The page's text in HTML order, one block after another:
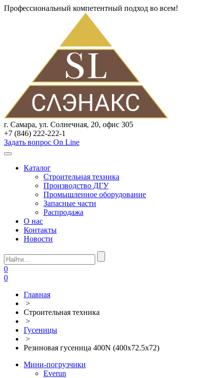
Профессиональный компетентный подход во всем!
г. Самара, ул. Солнечная, 20, офис 305
+7 (846) 222-222-1
Задать вопрос On Line
Каталог
Строительная техника
Производство ДГУ
Промышленное оборудование
Запасные части
Распродажа
О нас
Контакты
Новости
0
0
Главная
>
Строительная техника
>
Гусеницы
>
Резиновая гусеница 400N (400х72.5х72)
Мини-погрузчики
Everun